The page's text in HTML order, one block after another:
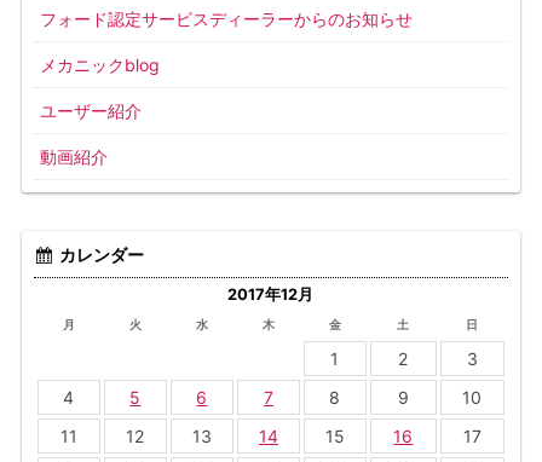
フォード認定サービスディーラーからのお知らせ
メカニックblog
ユーザー紹介
動画紹介
カレンダー
2017年12月
月 火 水 木 金 土 日
1 2
3
4
5 6 7 8 9
10
11
12 13 14 15 16
17